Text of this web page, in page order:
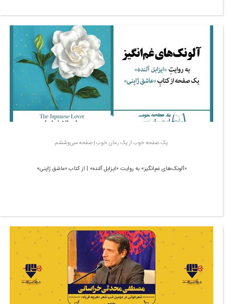
یک صفحه خوب از یک رمان خوب | صفحه سی‌وششم
«آلونک‌های غم‌انگیز» به روایت «ایزابل آلنده» | از کتاب «عاشق ژاپنی»